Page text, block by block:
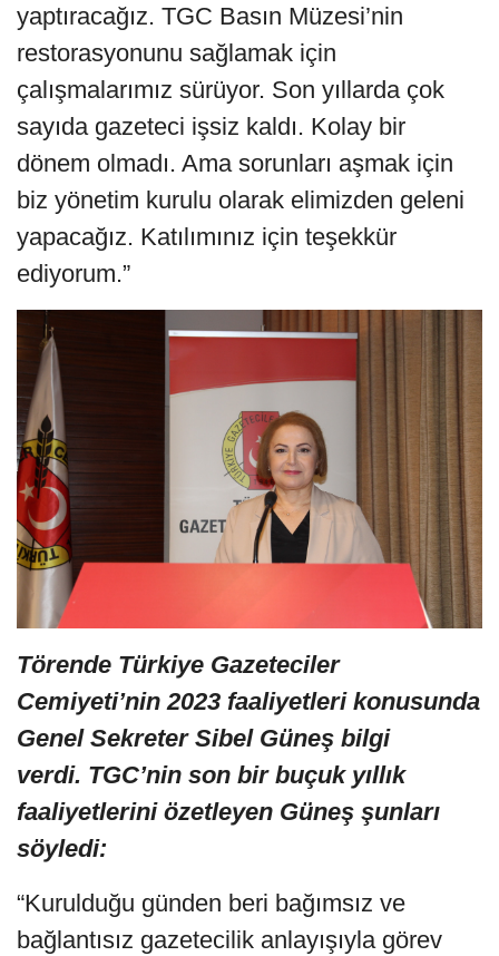
yaptıracağız. TGC Basın Müzesi’nin
restorasyonunu sağlamak için
çalışmalarımız sürüyor. Son yıllarda çok
sayıda gazeteci işsiz kaldı. Kolay bir
dönem olmadı. Ama sorunları aşmak için
biz yönetim kurulu olarak elimizden geleni
yapacağız. Katılımınız için teşekkür
ediyorum.”
Törende Türkiye Gazeteciler
Cemiyeti’nin 2023 faaliyetleri konusunda
Genel Sekreter Sibel Güneş bilgi
verdi. TGC’nin son bir buçuk yıllık
faaliyetlerini özetleyen Güneş şunları
söyledi:
“Kurulduğu günden beri bağımsız ve
bağlantısız gazetecilik anlayışıyla görev